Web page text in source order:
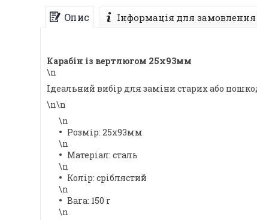
Опис Інформація для замовлення
Карабін із вертлюгом 25х93мм
\n
Ідеальний вибір для заміни старих або
\n\n
\n
Розмір: 25х93мм
\n
Матеріал: сталь
\n
Колір: сріблястий
\n
Вага: 150 г
\n